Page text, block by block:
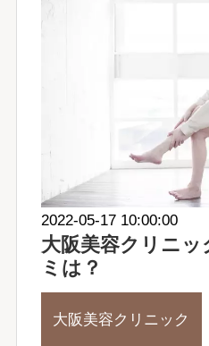
2022-05-17 10:00:00
大阪美容クリニッ
ミは？
大阪美容クリニック